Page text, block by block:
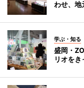
わせ、地
学ぶ・知る
盛岡・
リオを